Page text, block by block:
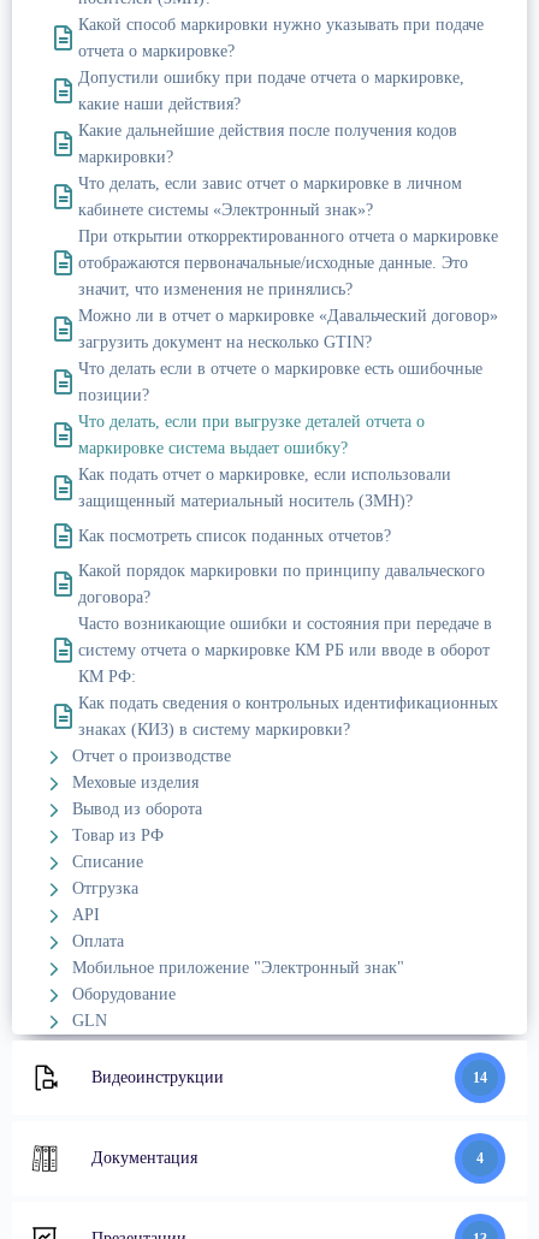
Какой способ маркировки нужно указывать при подаче
отчета о маркировке?
Допустили ошибку при подаче отчета о маркировке,
какие наши действия?
Какие дальнейшие действия после получения кодов
маркировки?
Что делать, если завис отчет о маркировке в личном
кабинете системы «Электронный знак»?
При открытии откорректированного отчета о маркировке
отображаются первоначальные/исходные данные. Это
значит, что изменения не принялись?
Можно ли в отчет о маркировке «Давальческий договор»
загрузить документ на несколько GTIN?
Что делать если в отчете о маркировке есть ошибочные
позиции?
Что делать, если при выгрузке деталей отчета о
маркировке система выдает ошибку?
Как подать отчет о маркировке, если использовали
защищенный материальный носитель (ЗМН)?
Как посмотреть список поданных отчетов?
Какой порядок маркировки по принципу давальческого
договора?
Часто возникающие ошибки и состояния при передаче в
систему отчета о маркировке КМ РБ или вводе в оборот
КМ РФ:
Как подать сведения о контрольных идентификационных
знаках (КИЗ) в систему маркировки?
Отчет о производстве
Меховые изделия
Вывод из оборота
Товар из РФ
Списание
Отгрузка
API
Оплата
Мобильное приложение "Электронный знак"
Оборудование
GLN
Видеоинструкции 14
Документация 4